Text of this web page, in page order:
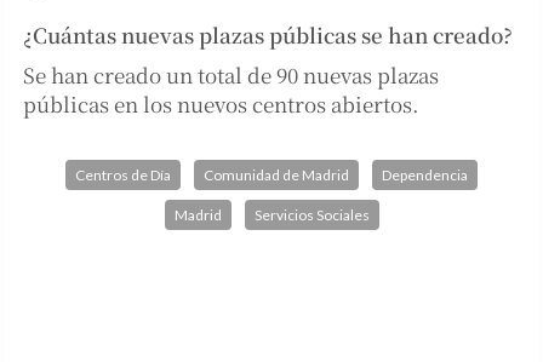
¿Cuántas nuevas plazas públicas se han creado?
Se han creado un total de 90 nuevas plazas
públicas en los nuevos centros abiertos.
Centros de Día Comunidad de Madrid Dependencia
Madrid Servicios Sociales